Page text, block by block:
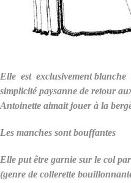
Elle est exclusivement blanche
simplicité paysanne de retour
Antoinette aimait jouer à la
Les manches sont bouffantes
Elle put être garnie sur le col
(genre de collerette